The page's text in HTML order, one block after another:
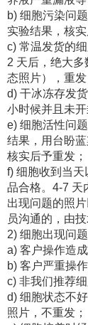
b) 细胞污染问
实验结果，核实
c) 常温发货的
2 天后，绝大
态照片），重发
d) 干冰冻存发
小时候并且未
e) 细胞活性问
结果，用台盼
核实后予重发；
f) 细胞收到当
品合格。4-7 天
出现问题的照
员沟通的，由
2) 细胞出现问
a) 客户操作造
b) 客户严重操
c) 非我们推荐
d) 细胞状态不
照片，不重发；